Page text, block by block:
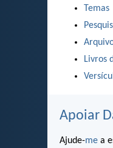
Temas
Livros
Apoiar
Ajude-me a